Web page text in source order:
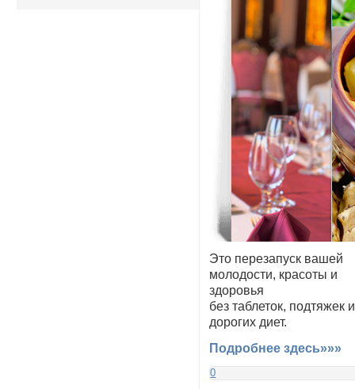
Это перезапуск вашей
молодости, красоты и
здоровья
без таблеток, подтяжек и
дорогих диет.
Подробнее здесь»»»
0